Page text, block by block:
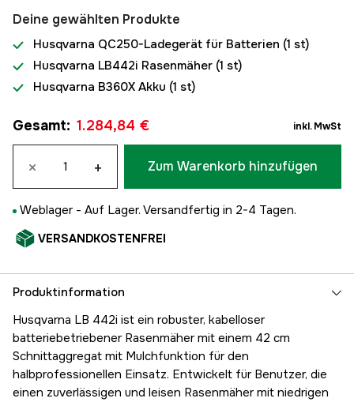
Deine gewählten Produkte
Husqvarna QC250-Ladegerät für Batterien (1 st)
Husqvarna LB442i Rasenmäher (1 st)
Husqvarna B360X Akku (1 st)
Gesamt: 1.284,84 € inkl. MwSt
× + Zum Warenkorb hinzufügen
Weblager - Auf Lager. Versandfertig in 2-4 Tagen.
VERSANDKOSTENFREI
Produktinformation
Husqvarna LB 442i ist ein robuster, kabelloser
batteriebetriebener Rasenmäher mit einem 42 cm
Schnittaggregat mit Mulchfunktion für den
halbprofessionellen Einsatz. Entwickelt für Benutzer, die
einen zuverlässigen und leisen Rasenmäher mit niedrigen